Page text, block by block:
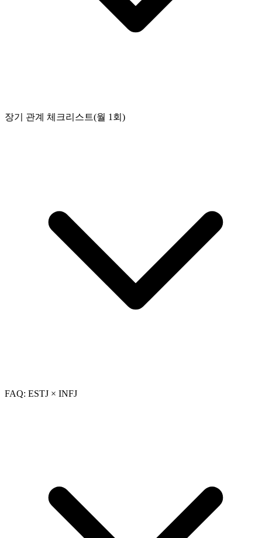
장기 관계 체크리스트(월 1회)
FAQ: ESTJ × INFJ